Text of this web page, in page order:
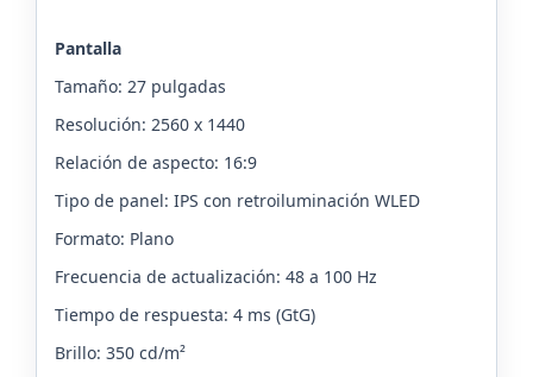
Pantalla
Tamaño: 27 pulgadas
Resolución: 2560 x 1440
Relación de aspecto: 16:9
Tipo de panel: IPS con retroiluminación WLED
Formato: Plano
Frecuencia de actualización: 48 a 100 Hz
Tiempo de respuesta: 4 ms (GtG)
Brillo: 350 cd/m²